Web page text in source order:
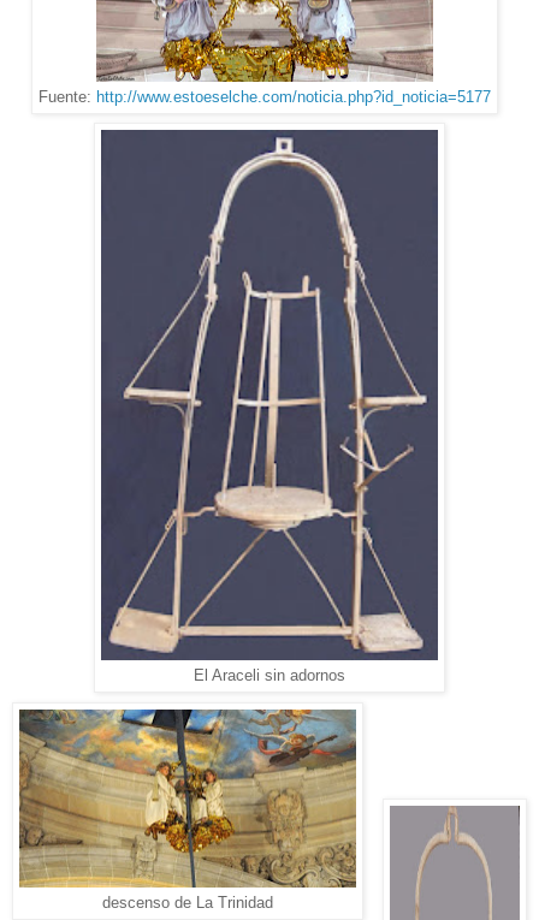
Fuente: http://www.estoeselche.com/noticia.php?id_noticia=5177
El Araceli sin adornos
descenso de La Trinidad